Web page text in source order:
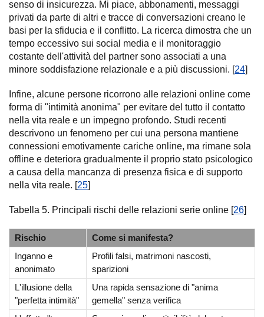
senso di insicurezza. Mi piace, abbonamenti, messaggi
privati da parte di altri e tracce di conversazioni creano le
basi per la sfiducia e il conflitto. La ricerca dimostra che un
tempo eccessivo sui social media e il monitoraggio
costante dell'attività del partner sono associati a una
minore soddisfazione relazionale e a più discussioni. [24]
Infine, alcune persone ricorrono alle relazioni online come
forma di "intimità anonima" per evitare del tutto il contatto
nella vita reale e un impegno profondo. Studi recenti
descrivono un fenomeno per cui una persona mantiene
connessioni emotivamente cariche online, ma rimane sola
offline e deteriora gradualmente il proprio stato psicologico
a causa della mancanza di presenza fisica e di supporto
nella vita reale. [25]
Tabella 5. Principali rischi delle relazioni serie online [26]
Rischio
Come si manifesta?
Inganno e
anonimato
Profili falsi, matrimoni nascosti,
sparizioni
L'illusione della
"perfetta intimità"
Una rapida sensazione di "anima
gemella" senza verifica